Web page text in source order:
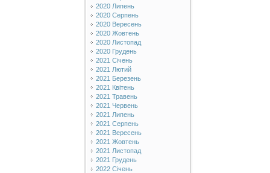
2020 Липень
2020 Серпень
2020 Вересень
2020 Жовтень
2020 Листопад
2020 Грудень
2021 Січень
2021 Лютий
2021 Березень
2021 Квітень
2021 Травень
2021 Червень
2021 Липень
2021 Серпень
2021 Вересень
2021 Жовтень
2021 Листопад
2021 Грудень
2022 Січень